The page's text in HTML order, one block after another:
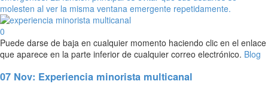
molesten al ver la misma ventana emergente repetidamente.
0
Puede darse de baja en cualquier momento haciendo clic en el enlace
que aparece en la parte inferior de cualquier correo electrónico. Blog
07 Nov: Experiencia minorista multicanal